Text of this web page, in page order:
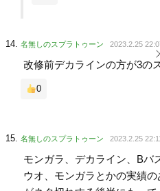
名無しのスプラトゥーン 2023.2.25
改修前デカラインの方が3の
0
名無しのスプラトゥーン 2023.2.25
モンガラ、デカライン、Bバ
ウオ、モンガラとかの実績